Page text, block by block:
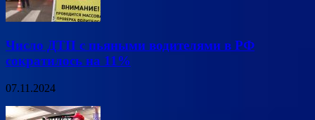
Число ДТП с пьяными водителями в РФ
сократилось на 11%
07.11.2024